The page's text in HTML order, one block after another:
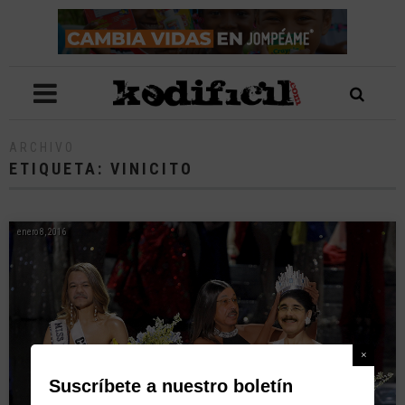
ETIQUETA: VINICITO
enero 8, 2016
Suscríbete a nuestro boletín